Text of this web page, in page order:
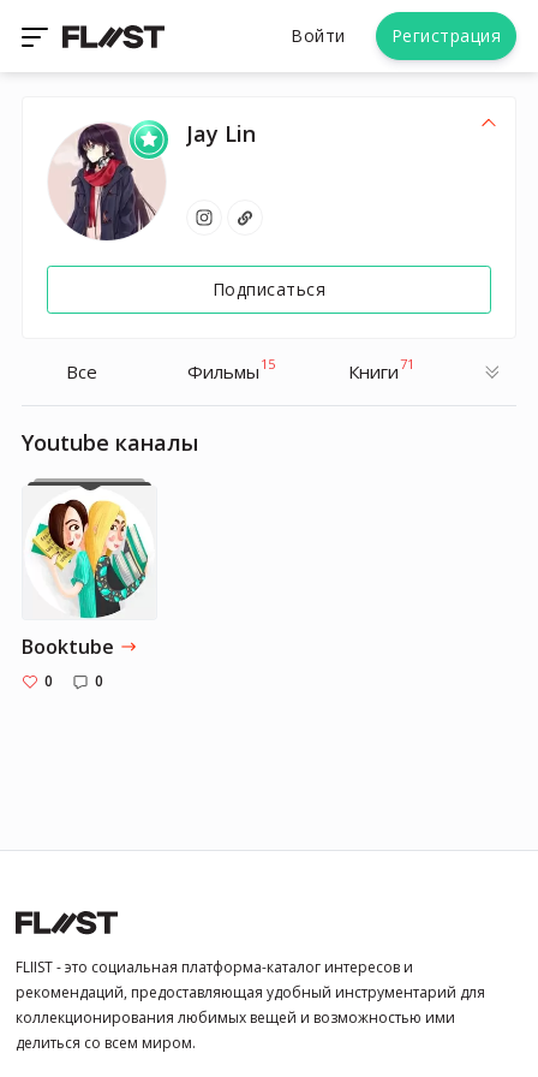
Войти Регистрация
Jay Lin
Подписаться
Все Фильмы 15 Книги71
Youtube каналы
Booktube
0 0
FLIIST - это социальная платформа-каталог интересов и
рекомендаций, предоставляющая удобный инструментарий для
коллекционирования любимых вещей и возможностью ими
делиться со всем миром.